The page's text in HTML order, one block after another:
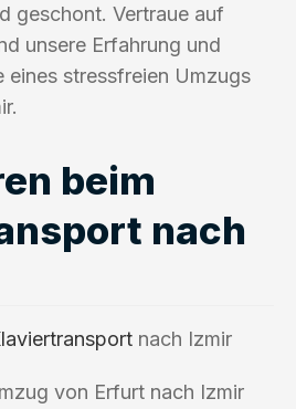
geschont. Vertraue auf
unsere Erfahrung und
eines stressfreien Umzugs
beim
nach
nach Izmir
von Erfurt nach Izmir